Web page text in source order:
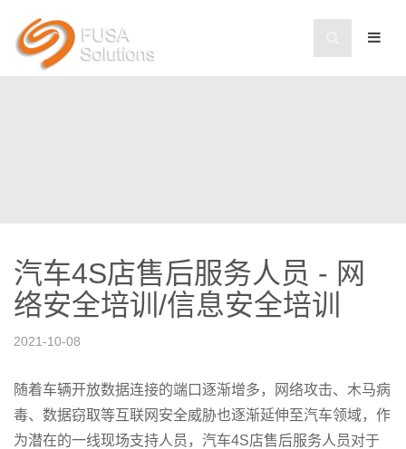
汽车4S店售后服务人员 - 网
络安全培训/信息安全培训
2021-10-08
随着车辆开放数据连接的端口逐渐增多，网络攻击、木马病
毒、数据窃取等互联网安全威胁也逐渐延伸至汽车领域，作
为潜在的一线现场支持人员，汽车4S店售后服务人员对于